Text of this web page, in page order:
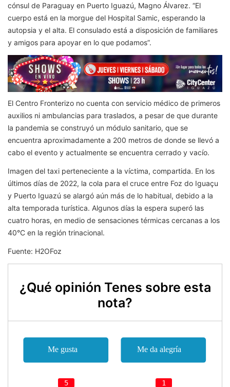
cónsul de Paraguay en Puerto Iguazú, Magno Álvarez. “El
cuerpo está en la morgue del Hospital Samic, esperando la
autopsia y el alta. El consulado está a disposición de familiares
y amigos para apoyar en lo que podamos”.
El Centro Fronterizo no cuenta con servicio médico de primeros
auxilios ni ambulancias para traslados, a pesar de que durante
la pandemia se construyó un módulo sanitario, que se
encuentra aproximadamente a 200 metros de donde se llevó a
cabo el evento y actualmente se encuentra cerrado y vacío.
Imagen del taxi perteneciente a la víctima, compartida. En los
últimos días de 2022, la cola para el cruce entre Foz do Iguaçu
y Puerto Iguazú se alargó aún más de lo habitual, debido a la
alta temporada turística. Algunos días la espera superó las
cuatro horas, en medio de sensaciones térmicas cercanas a los
40°C en la región trinacional.
Fuente: H2OFoz
¿Qué opinión Tenes sobre esta
nota?
5 1